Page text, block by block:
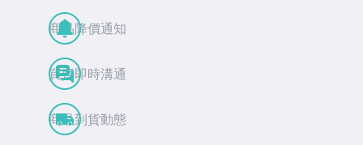
商品降價通知
買賣即時溝通
商品到貨動態